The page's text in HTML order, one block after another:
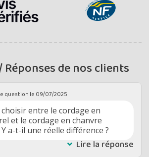
de nos clients
question le 09/07/2025
entre le cordage en
et le cordage en chanvre
a-t-il une réelle différence ?
Lire la réponse